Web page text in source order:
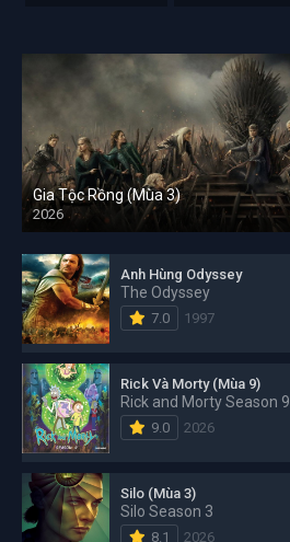
Gia Tộc Rồng (Mùa 3)
2026
Anh Hùng Odyssey
The Odyssey
7.0 1997
Rick Và Morty (Mùa 9)
Rick and Morty Season 9
9.0 2026
Silo (Mùa 3)
Silo Season 3
8.1 2026